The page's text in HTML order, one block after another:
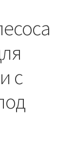
с